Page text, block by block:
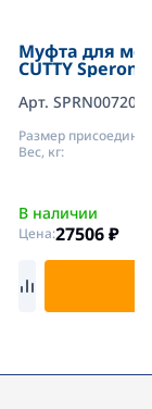
Муфта для
CUTTY Speroni
Арт.
Размер
Вес, кг:
В наличии
Цена:27506₽